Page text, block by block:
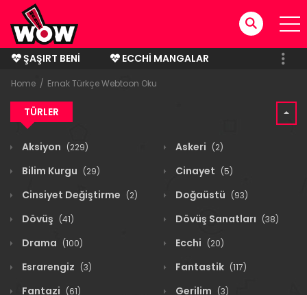
ŞAŞIRT BENI
ECCHI MANGALAR
BITMIŞ MANGALAR
Home Ernak Türkçe Webtoon Oku
TÜRLER
Aksiyon (229) Askeri (2)
Bilim Kurgu (29) Cinayet (5)
Cinsiyet Değiştirme (2) Doğaüstü (93)
Dövüş (41) Dövüş Sanatları (38)
Drama (100) Ecchi (20)
Esrarengiz (3) Fantastik (117)
Fantazi (61) Gerilim (3)